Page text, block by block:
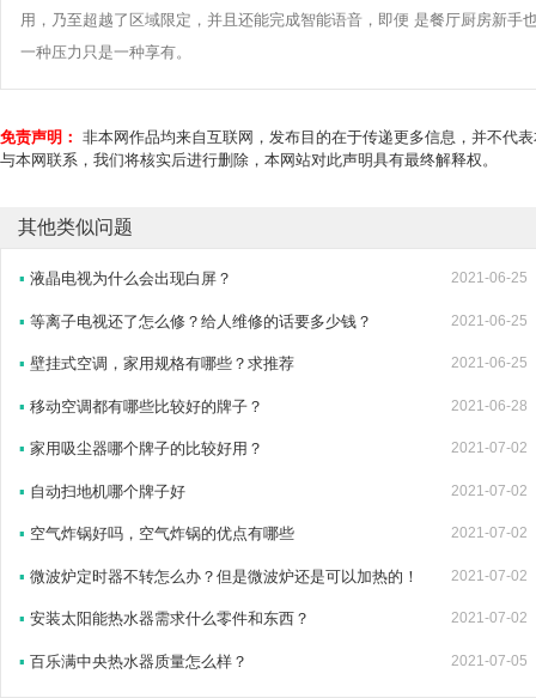
用，乃至超越了区域限定，并且还能完成智能语音，即便 是餐厅厨房新
一种压力只是一种享有。
免责声明： 非本网作品均来自互联网，发布目的在于传递更多信息，并不代
与本网联系，我们将核实后进行删除，本网站对此声明具有最终解释权。
其他类似问题
▪ 液晶电视为什么会出现白屏？ 2021-06-25
▪ 等离子电视还了怎么修？给人维修的话要多少钱？ 2021-06-25
▪ 壁挂式空调，家用规格有哪些？求推荐 2021-06-25
▪ 移动空调都有哪些比较好的牌子？ 2021-06-28
▪ 家用吸尘器哪个牌子的比较好用？ 2021-07-02
▪ 自动扫地机哪个牌子好 2021-07-02
▪ 空气炸锅好吗，空气炸锅的优点有哪些 2021-07-02
▪ 微波炉定时器不转怎么办？但是微波炉还是可以加热的！ 2021-07-02
▪ 安装太阳能热水器需求什么零件和东西？ 2021-07-02
▪ 百乐满中央热水器质量怎么样？ 2021-07-05